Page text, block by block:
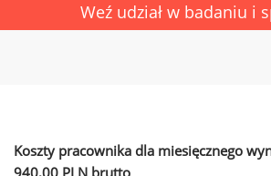
Weź udział w badaniu i
Koszty pracownika dla miesięcznego
940,00 PLN brutto